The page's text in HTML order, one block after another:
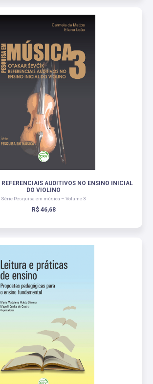
REFERENCIAIS AUDITIVOS NO ENSINO INICIAL
DO VIOLINO
Série Pesquisa em música – Volume 3
R$ 46,68